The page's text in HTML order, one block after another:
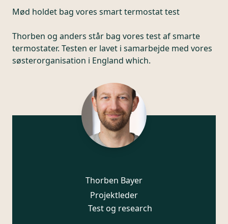
Mød holdet bag vores smart termostat test
Thorben og anders står bag vores test af smarte
termostater. Testen er lavet i samarbejde med vores
søsterorganisation i England which.
Thorben Bayer
Projektleder
Test og research